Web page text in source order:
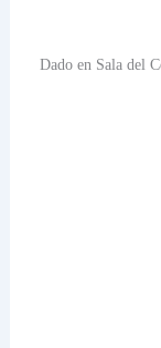
Dado en Sala del